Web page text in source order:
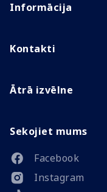
Informācija
Kontakti
Ātrā izvēlne
Sekojiet mums
Facebook
Instagram